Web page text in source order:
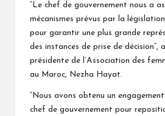
“Le chef de gouvernement nous a
mécanismes prévus par la
pour garantir une plus grande
des instances de prise de décision”,
présidente de l’Association des
au Maroc, Nezha Hayat.
“Nous avons obtenu un
chef de gouvernement pour